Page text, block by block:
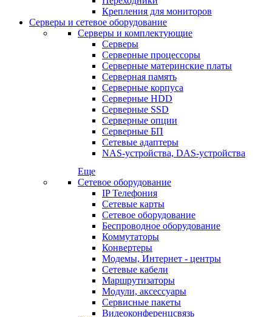
Крепления для мониторов
Серверы и сетевое оборудование
Серверы и комплектующие
Серверы
Серверные процессоры
Серверные материнские платы
Серверная память
Серверные корпуса
Серверные HDD
Серверные SSD
Серверные опции
Серверные БП
Сетевые адаптеры
NAS-устройства, DAS-устройства
Еще
Сетевое оборудование
IP Телефония
Сетевые карты
Сетевое оборудование
Беспроводное оборудование
Коммутаторы
Конвертеры
Модемы, Интернет - центры
Сетевые кабели
Маршрутизаторы
Модули, аксессуары
Сервисные пакеты
Видеоконференцсвязь